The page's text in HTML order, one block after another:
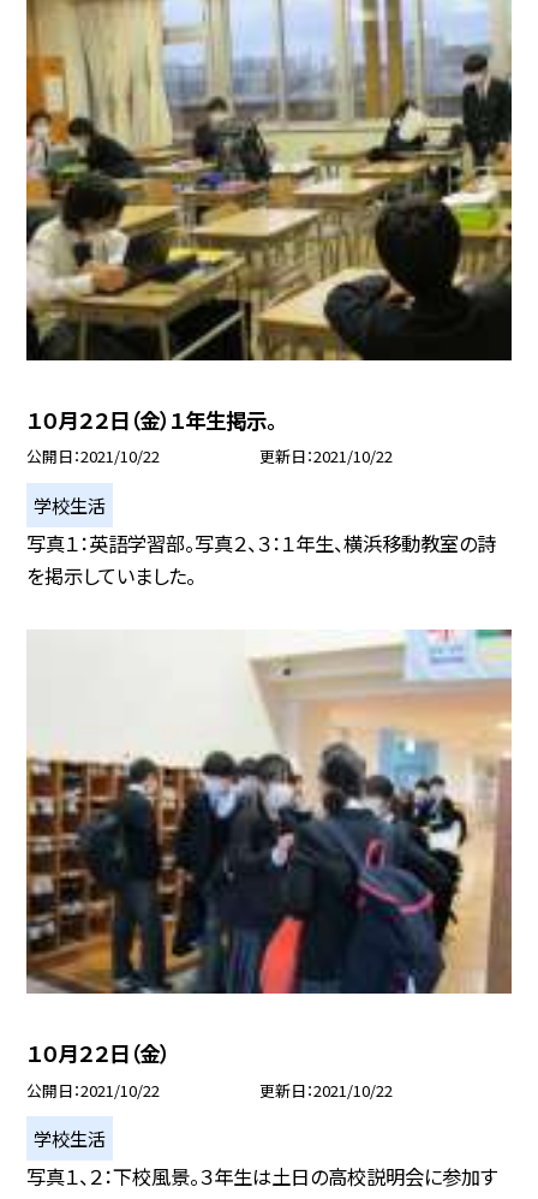
１０月２２日（金）１年生掲示。
公開日 2021/10/22 更新日 2021/10/22
学校生活
写真１：英語学習部。写真２、３：１年生、横浜移動教室の詩
を掲示していました。
１０月２２日（金）
公開日 2021/10/22 更新日 2021/10/22
学校生活
写真１、２：下校風景。３年生は土日の高校説明会に参加す